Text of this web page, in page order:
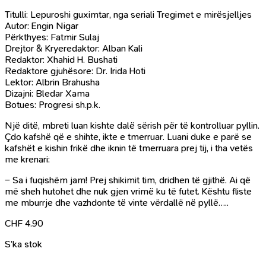
Titulli: Lepuroshi guximtar, nga seriali Tregimet e mirësjelljes
Autor: Engin Nigar
Përkthyes: Fatmir Sulaj
Drejtor & Kryeredaktor: Alban Kali
Redaktor: Xhahid H. Bushati
Redaktore gjuhësore: Dr. Irida Hoti
Lektor: Albrin Brahusha
Dizajni: Bledar Xama
Botues: Progresi sh.p.k.
Një ditë, mbreti luan kishte dalë sërish për të kontrolluar pyllin.
Çdo kafshë që e shihte, ikte e tmerruar. Luani duke e parë se
kafshët e kishin frikë dhe iknin të tmerruara prej tij, i tha vetës
me krenari:
– Sa i fuqishëm jam! Prej shikimit tim, dridhen të gjithë. Ai që
më sheh hutohet dhe nuk gjen vrimë ku të futet. Kështu fliste
me mburrje dhe vazhdonte të vinte vërdallë në pyllë…..
CHF 4.90
S’ka stok